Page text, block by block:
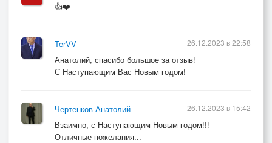
👍❤️
TerVV
Анатолий, спасибо большое за отзыв!
С Наступающим Вас Новым годом!
26.12.2023 в 22:58
Чертенков Анатолий
Взаимно, с Наступающим Новым годом!!!
Отличные пожелания...
26.12.2023 в 15:42